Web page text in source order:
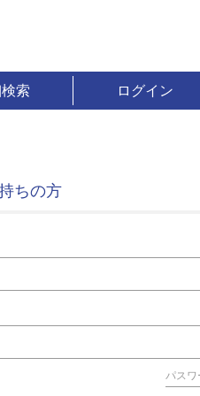
索 ログイン
ちの方
パスワ